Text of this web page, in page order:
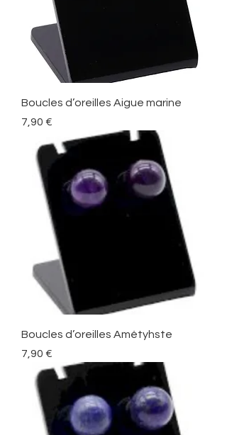
Boucles d’oreilles Aigue marine
Prix
7,90 €
Boucles d’oreilles Amétyhste
Prix
7,90 €